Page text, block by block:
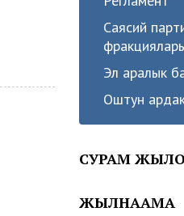
Саясий
Эл аралык
Оштун
СУРАМ
ЖЫЛНААМА